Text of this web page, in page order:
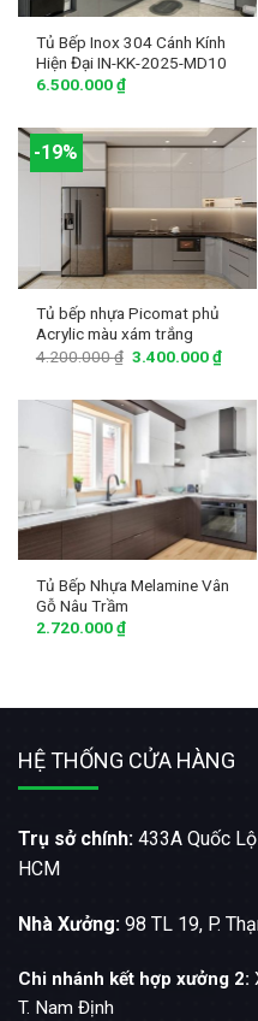
Tủ Bếp Inox 304 Cánh Kính
Hiện Đại IN-KK-2025-MD10
6.500.000₫
-19%
Tủ bếp nhựa Picomat phủ
Acrylic màu xám trắng
4.200.000₫ 3.400.000₫
Tủ Bếp Nhựa Melamine Vân
Gỗ Nâu Trầm
2.720.000₫
HỆ THỐNG CỬA HÀNG
Trụ sở chính: 433A Quốc Lộ
HCM
Nhà Xưởng: 98 TL 19, P.
Chi nhánh kết hợp xưởng 2:
T. Nam Định